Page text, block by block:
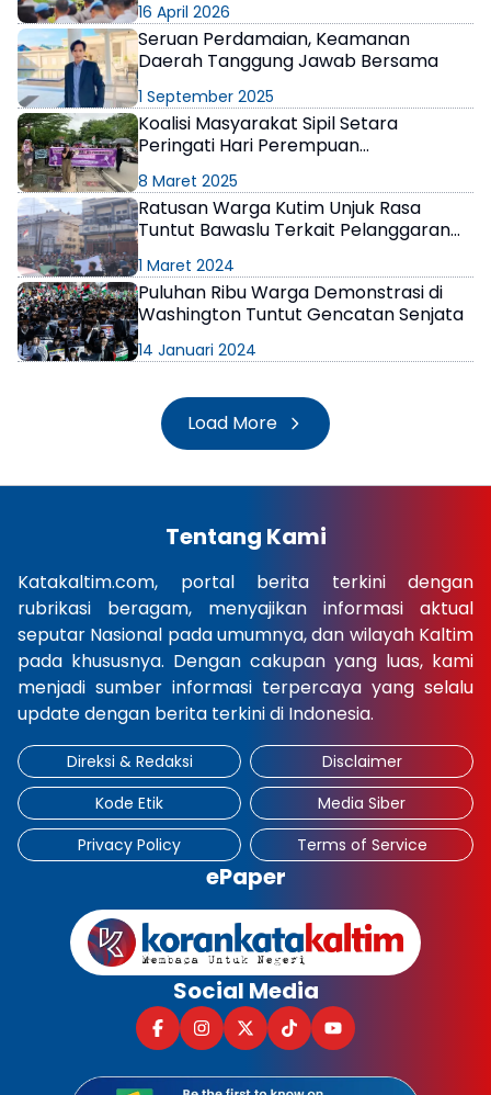
16 April 2026
Seruan Perdamaian, Keamanan
Daerah Tanggung Jawab Bersama
1 September 2025
Koalisi Masyarakat Sipil Setara
Peringati Hari Perempuan
8 Maret 2025
Ratusan Warga Kutim Unjuk Rasa
Tuntut Bawaslu Terkait Pelanggaran
1 Maret 2024
Puluhan Ribu Warga Demonstrasi di
Washington Tuntut Gencatan Senjata
14 Januari 2024
Load More
Tentang Kami
Katakaltim.com, portal berita terkini dengan
rubrikasi beragam, menyajikan informasi aktual
seputar Nasional pada umumnya, dan wilayah Kaltim
pada khususnya. Dengan cakupan yang luas, kami
menjadi sumber informasi terpercaya yang selalu
update dengan berita terkini di Indonesia.
Direksi & Redaksi
Disclaimer
Kode Etik
Media Siber
Privacy Policy
Terms of Service
ePaper
Social Media